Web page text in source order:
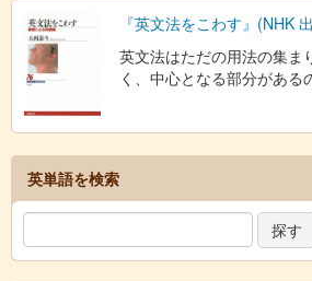
『英文法をこわす』(NHK
英文法はただの用法の集ま
く、中心となる部分がある
英単語を検索